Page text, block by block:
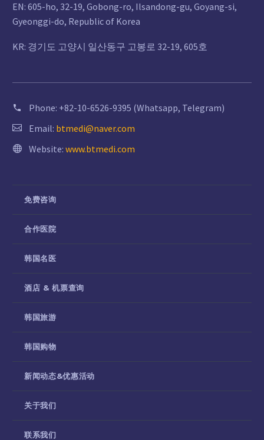
EN: 605-ho, 32-19, Gobong-ro, Ilsandong-gu, Goyang-si,
Gyeonggi-do, Republic of Korea
KR: 경기도 고양시 일산동구 고봉로 32-19, 605호
Phone: +82-10-6526-9395 (Whatsapp, Telegram)
Email: btmedi@naver.com
Website: www.btmedi.com
免费咨询
合作医院
韩国名医
酒店 & 机票查询
韩国旅游
韩国购物
新闻动态&优惠活动
关于我们
联系我们